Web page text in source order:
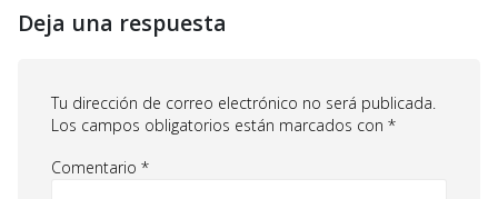
Deja una respuesta
Tu dirección de correo electrónico no será publicada.
Los campos obligatorios están marcados con *
Comentario *